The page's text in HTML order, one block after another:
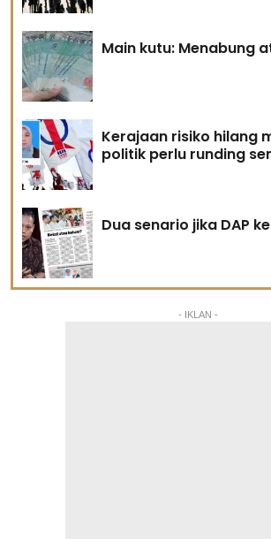
Main kutu: Menabung
Kerajaan risiko hilang
politik perlu runding
Dua senario jika DAP
- IKLAN -